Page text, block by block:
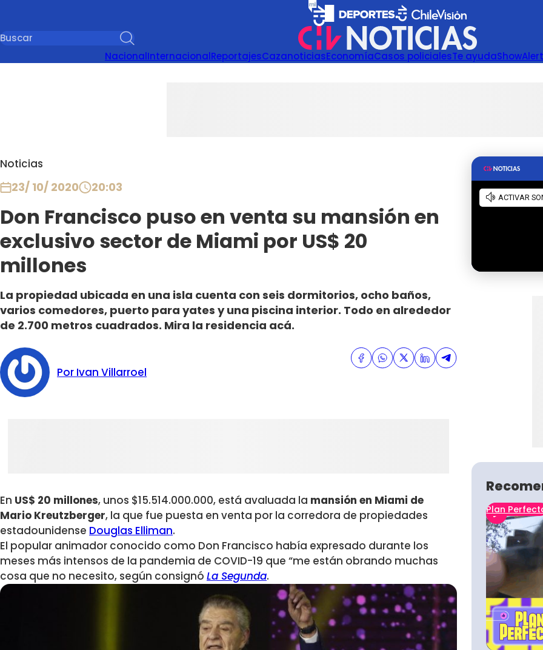
NacionalInternacionalReportajesCazanoticiasEconomíaCasos policialesTe ayudaShow
Noticias
23/ 10/ 2020 20:03
Don Francisco puso en venta su mansión en
exclusivo sector de Miami por US$ 20
millones
La propiedad ubicada en una isla cuenta con seis dormitorios, ocho baños,
varios comedores, puerto para yates y una piscina interior. Todo en alrededor
de 2.700 metros cuadrados. Mira la residencia acá.
Por Ivan Villarroel
En US$ 20 millones, unos $15.514.000.000, está avaluada la mansión en Miami de
Mario Kreutzberger, la que fue puesta en venta por la corredora de propiedades
estadounidense Douglas Elliman.
El popular animador conocido como Don Francisco había expresado durante los
meses más intensos de la pandemia de COVID-19 que “me están obrando muchas
cosa que no necesito, según consignó La Segunda.
Plan